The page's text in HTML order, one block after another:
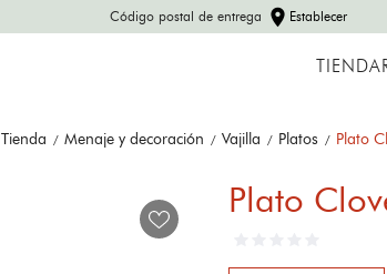
Código postal de entrega location_on Establecer
TIENDA
Tienda Menaje y decoración Vajilla Platos Plato
Plato